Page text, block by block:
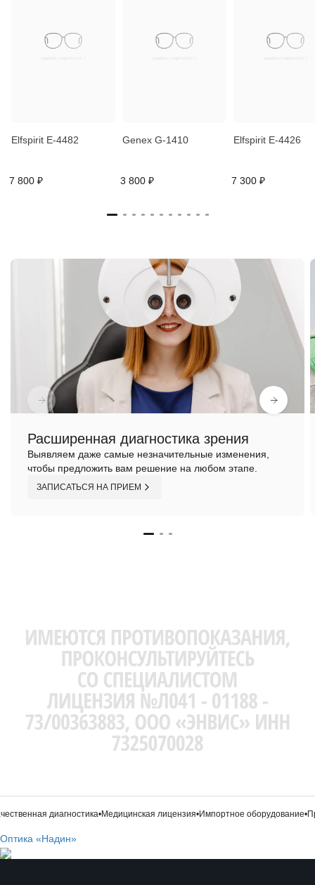
Elfspirit E-4482
7 800 ₽
Genex G-1410
3 800 ₽
Elfspirit E-4426
7 300 ₽
Расширенная диагностика зрения
Выявляем даже самые незначительные изменения,
чтобы предложить вам решение на любом этапе.
ЗАПИСАТЬСЯ НА ПРИЕМ
диагностика•Медицинская лицензия•Импортное оборудование•
Оптика «Надин»